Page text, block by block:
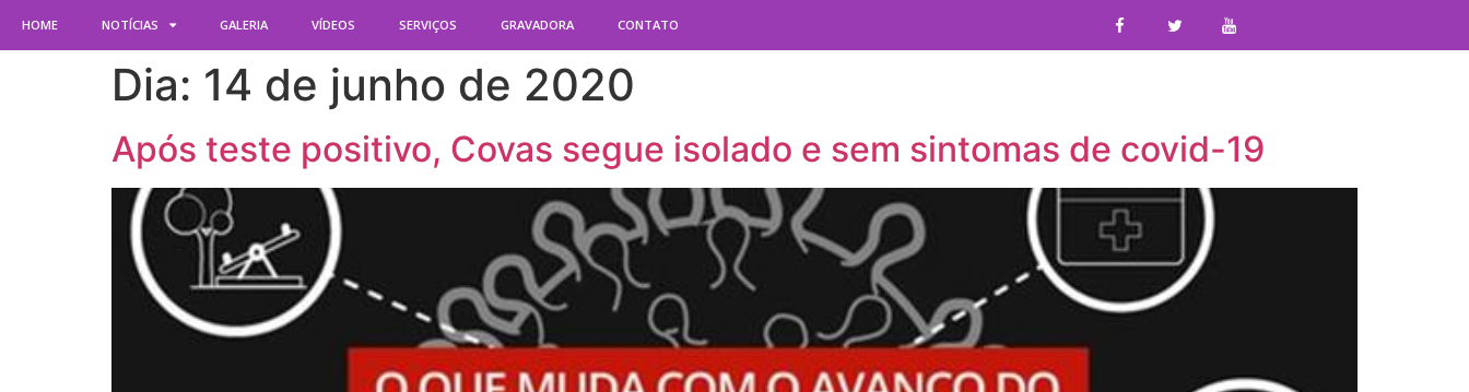
HOME NOTÍCIAS GALERIA VÍDEOS SERVIÇOS GRAVADORA CONTATO
Dia: 14 de junho de 2020
Após teste positivo, Covas segue isolado e sem sintomas de covid-19